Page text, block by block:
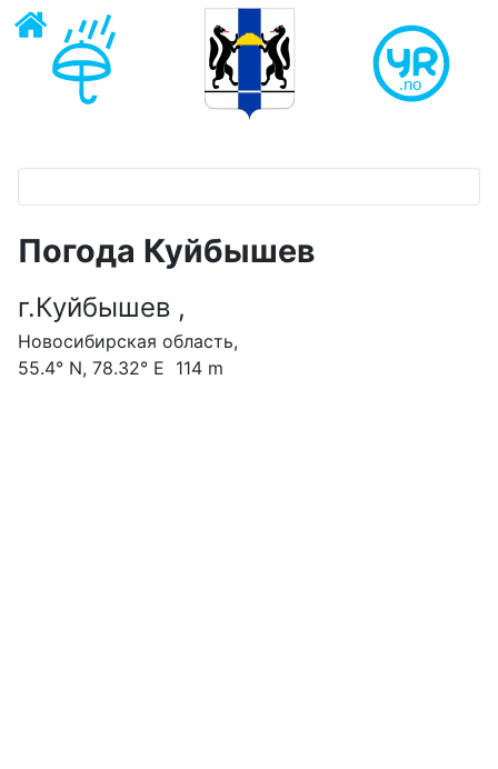
Погода Куйбышев ‎
г.Куйбышев ‎,
Новосибирская область,
55.4° N, 78.32° E 114 m